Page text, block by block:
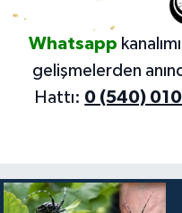
Whatsapp
gelişmelerden
Hattı: 0 (540)